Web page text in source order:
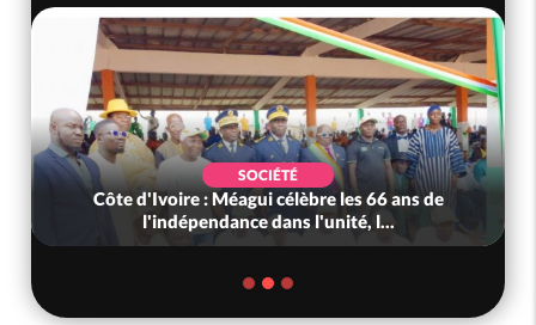
SOCIÉTÉ
Côte d'Ivoire : Méagui célèbre les 66 ans de
l'indépendance dans l'unité, l...